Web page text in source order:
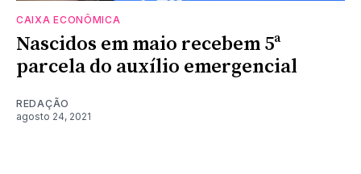
CAIXA ECONÔMICA
Nascidos em maio recebem 5ª
parcela do auxílio emergencial
REDAÇÃO
agosto 24, 2021